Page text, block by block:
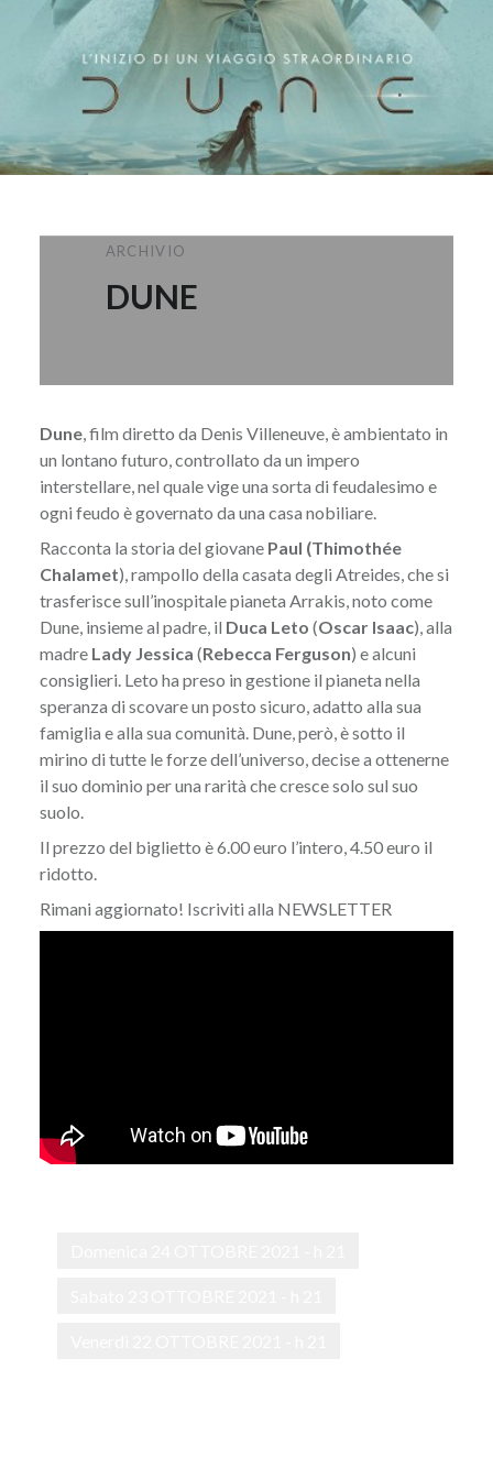
ARCHIVIO
DUNE
Dune, film diretto da Denis Villeneuve, è ambientato in
un lontano futuro, controllato da un impero
interstellare, nel quale vige una sorta di feudalesimo e
ogni feudo è governato da una casa nobiliare.
Racconta la storia del giovanePaul (Thimothée
Chalamet), rampollo della casata degli Atreides, che si
trasferisce sull’inospitale pianeta Arrakis, noto come
Dune, insieme al padre, il Duca Leto (Oscar Isaac), alla
madre Lady Jessica (Rebecca Ferguson) e alcuni
consiglieri. Leto ha preso in gestione il pianeta nella
speranza di scovare un posto sicuro, adatto alla sua
famiglia e alla sua comunità. Dune, però, è sotto il
mirino di tutte le forze dell’universo, decise a ottenerne
il suo dominio per una rarità che cresce solo sul suo
suolo.
Il prezzo del biglietto è 6.00 euro l’intero, 4.50 euro il
ridotto.
Rimani aggiornato! Iscriviti alla NEWSLETTER